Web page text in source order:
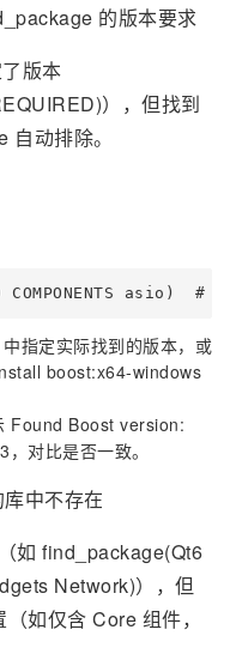
的版本要求
版本
），但找到
动排除。
asio)  # 不
指定实际找到的版本，或
boost:x64-windows
Found Boost version:
对比是否一致。
中不存在
如 find_package(Qt6
Network)），但
如仅含 Core 组件，